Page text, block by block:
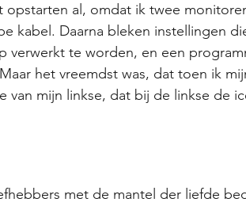
al, omdat ik twee
kabel. Daarna bleken instellingen
te worden, en een
het vreemdst was, dat toen ik
mijn linkse, dat bij de linkse de
met de mantel der liefde